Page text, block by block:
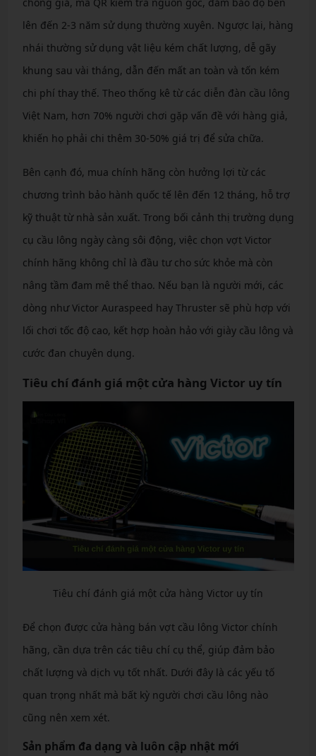
lên đến 2-3 năm sử dụng thường xuyên. Ngược lại, hàng
nhái thường sử dụng vật liệu kém chất lượng, dễ gãy
khung sau vài tháng, dẫn đến mất an toàn và tốn kém
chi phí thay thế. Theo thống kê từ các diễn đàn cầu lông
Việt Nam, hơn 70% người chơi gặp vấn đề với hàng giả,
khiến họ phải chi thêm 30-50% giá trị để sửa chữa.
Bên cạnh đó, mua chính hãng còn hưởng lợi từ các
chương trình bảo hành quốc tế lên đến 12 tháng, hỗ trợ
kỹ thuật từ nhà sản xuất. Trong bối cảnh thị trường dụng
cụ cầu lông ngày càng sôi động, việc chọn vợt Victor
chính hãng không chỉ là đầu tư cho sức khỏe mà còn
nâng tầm đam mê thể thao. Nếu bạn là người mới, các
dòng như Victor Auraspeed hay Thruster sẽ phù hợp với
lối chơi tốc độ cao, kết hợp hoàn hảo với giày cầu lông và
cước đan chuyên dụng.
Tiêu chí đánh giá một cửa hàng Victor uy tín
Tiêu chí đánh giá một cửa hàng Victor uy tín
Để chọn được cửa hàng bán vợt cầu lông Victor chính
hãng, cần dựa trên các tiêu chí cụ thể, giúp đảm bảo
chất lượng và dịch vụ tốt nhất. Dưới đây là các yếu tố
quan trọng nhất mà bất kỳ người chơi cầu lông nào
cũng nên xem xét.
Sản phẩm đa dạng và luôn cập nhật mới